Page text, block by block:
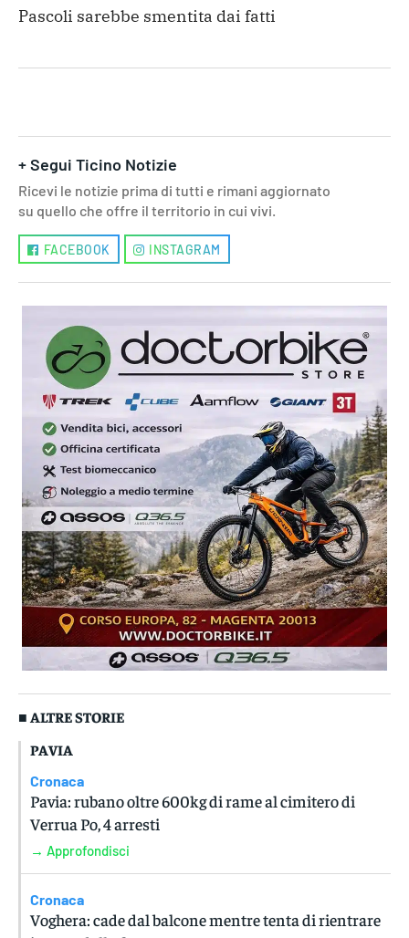
Pascoli sarebbe smentita dai fatti
+ Segui Ticino Notizie
Ricevi le notizie prima di tutti e rimani aggiornato
su quello che offre il territorio in cui vivi.
FACEBOOK INSTAGRAM
■ ALTRE STORIE
PAVIA
Cronaca
Pavia: rubano oltre 600kg di rame al cimitero di
Verrua Po, 4 arresti
→ Approfondisci
Cronaca
Voghera: cade dal balcone mentre tenta di rientrare